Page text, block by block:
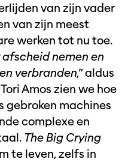
van zijn vader
van zijn meest
werken tot nu toe.
nemen en
verbranden,” aldus
Amos zien we hoe
gebroken machines
complexe en
The Big Crying
te leven, zelfs in